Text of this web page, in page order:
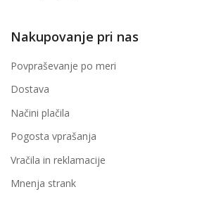
Nakupovanje pri nas
Povpraševanje po meri
Dostava
Načini plačila
Pogosta vprašanja
Vračila in reklamacije
Mnenja strank